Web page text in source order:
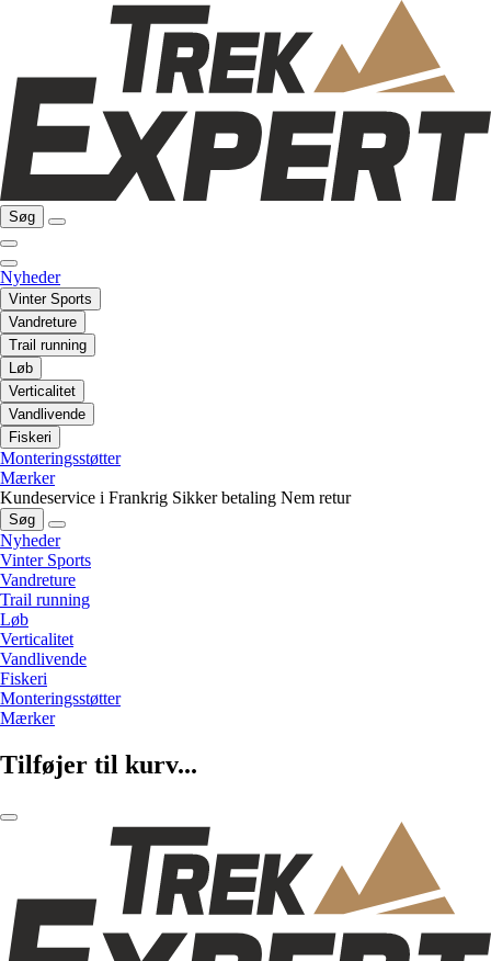
Søg
Nyheder
Vinter Sports
Vandreture
Trail running
Løb
Verticalitet
Vandlivende
Fiskeri
Monteringsstøtter
Mærker
Kundeservice i Frankrig Sikker betaling Nem retur
Søg
Nyheder
Vinter Sports
Vandreture
Trail running
Løb
Verticalitet
Vandlivende
Fiskeri
Monteringsstøtter
Mærker
Tilføjer til kurv...